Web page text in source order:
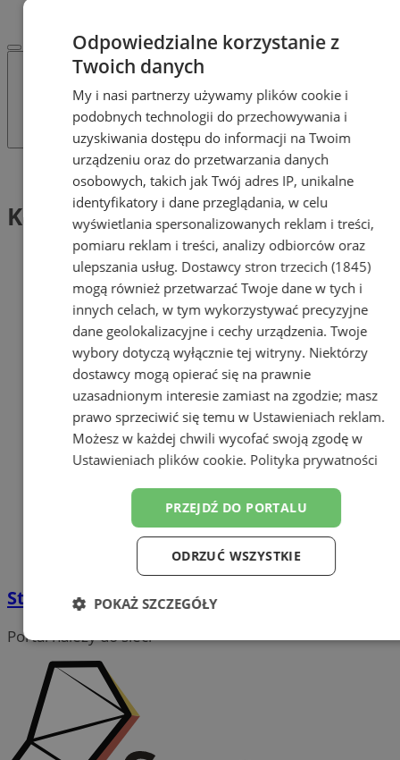
Tag: Kare
Kare (1)
Styl i elegancja: Odkryj świat Mebli Kare
Portal należy do sieci
Odpowiedzialne korzystanie z
Twoich danych
My i nasi partnerzy używamy plików cookie i
podobnych technologii do przechowywania i
uzyskiwania dostępu do informacji na Twoim
urządzeniu oraz do przetwarzania danych
osobowych, takich jak Twój adres IP, unikalne
identyfikatory i dane przeglądania, w celu
wyświetlania spersonalizowanych reklam i treści,
pomiaru reklam i treści, analizy odbiorców oraz
ulepszania usług. Dostawcy stron trzecich (1845)
mogą również przetwarzać Twoje dane w tych i
innych celach, w tym wykorzystywać precyzyjne
dane geolokalizacyjne i cechy urządzenia. Twoje
wybory dotyczą wyłącznie tej witryny. Niektórzy
dostawcy mogą opierać się na prawnie
uzasadnionym interesie zamiast na zgodzie; masz
prawo sprzeciwić się temu w Ustawieniach reklam.
Możesz w każdej chwili wycofać swoją zgodę w
Ustawieniach plików cookie. Polityka prywatności
PRZEJDŹ DO PORTALU
ODRZUĆ WSZYSTKIE
POKAŻ SZCZEGÓŁY
Niezbędne Wydajność Targetowanie
Funkcjonalność